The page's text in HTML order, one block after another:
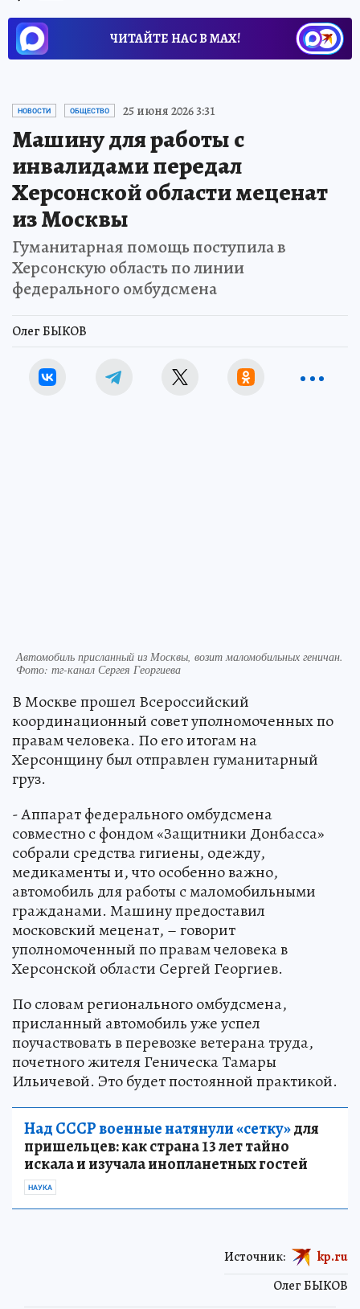
ЧИТАЙТЕ НАС В МАХ!
НОВОСТИ ОБЩЕСТВО 25 июня 2026 3:31
Машину для работы с
инвалидами передал
Херсонской области меценат
из Москвы
Гуманитарная помощь поступила в
Херсонскую область по линии
федерального омбудсмена
Олег БЫКОВ
Автомобиль присланный из Москвы, возит маломобильных геничан.
Фото: тг-канал Сергея Георгиева
В Москве прошел Всероссийский
координационный совет уполномоченных по
правам человека. По его итогам на
Херсонщину был отправлен гуманитарный
груз.
- Аппарат федерального омбудсмена
совместно с фондом «Защитники Донбасса»
собрали средства гигиены, одежду,
медикаменты и, что особенно важно,
автомобиль для работы с маломобильными
гражданами. Машину предоставил
московский меценат, – говорит
уполномоченный по правам человека в
Херсонской области Сергей Георгиев.
По словам регионального омбудсмена,
присланный автомобиль уже успел
поучаствовать в перевозке ветерана труда,
почетного жителя Геническа Тамары
Ильичевой. Это будет постоянной практикой.
Над СССР военные натянули «сетку»для
пришельцев: как страна 13 лет тайно
искала и изучала инопланетных гостей
НАУКА
Олег БЫКОВ
Источник: kp.ru